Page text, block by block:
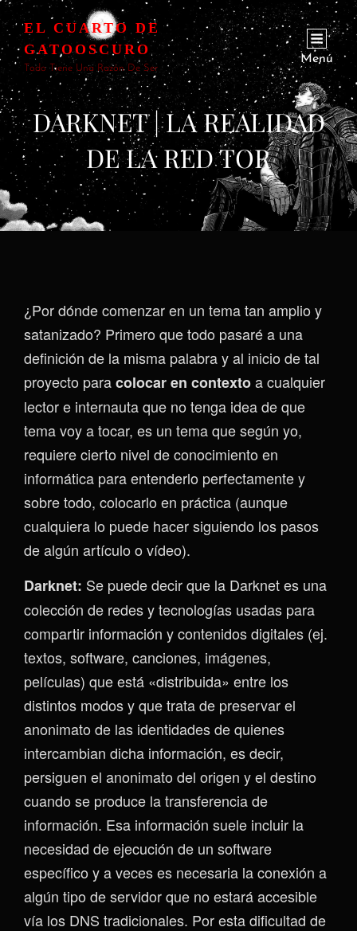
EL CUARTO DE
GATOOSCURO
Todo Tiene Una Razón De Ser
Menú
DARKNET | LA REALIDAD
DE LA RED TOR
¿Por dónde comenzar en un tema tan amplio y
satanizado? Primero que todo pasaré a una
definición de la misma palabra y al inicio de tal
proyecto paracolocar en contextoa cualquier
lector e internauta que no tenga idea de que
tema voy a tocar, es un tema que según yo,
requiere cierto nivel de conocimiento en
informática para entenderlo perfectamente y
sobre todo, colocarlo en práctica (aunque
cualquiera lo puede hacer siguiendo los pasos
de algún artículo o vídeo).
Darknet: Se puede decir que la Darknet es una
colección de redes y tecnologías usadas para
compartir información y contenidos digitales (ej.
textos, software, canciones, imágenes,
películas) que está «distribuida» entre los
distintos modos y que trata de preservar el
anonimato de las identidades de quienes
intercambian dicha información, es decir,
persiguen el anonimato del origen y el destino
cuando se produce la transferencia de
información. Esa información suele incluir la
necesidad de ejecución de un software
específico y a veces es necesaria la conexión a
algún tipo de servidor que no estará accesible
vía los DNS tradicionales. Por esta dificultad de